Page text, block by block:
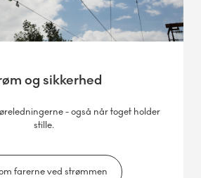
og sikkerhed
- også når toget holder
stille.
farerne ved strømmen